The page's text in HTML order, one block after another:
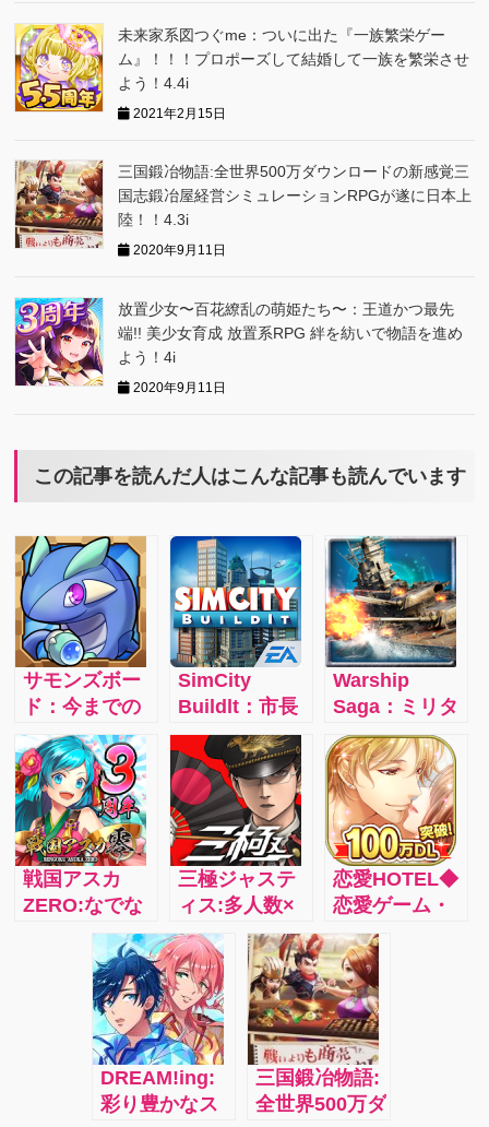
未来家系図つぐme：ついに出た『一族繁栄ゲー
ム』！！！プロポーズして結婚して一族を繁栄させ
よう！4.4i
2021年2月15日
三国鍛冶物語:全世界500万ダウンロードの新感覚三
国志鍛冶屋経営シミュレーションRPGが遂に日本上
陸！！4.3i
2020年9月11日
放置少女〜百花繚乱の萌姫たち〜：王道かつ最先
端!! 美少女育成 放置系RPG 絆を紡いで物語を進め
よう！4i
2020年9月11日
この記事を読んだ人はこんな記事も読んでいます
サモンズボー
ド：今までの
スマホアプリ
とは違う戦略
的要素の入っ
たRPG
SimCity
Buildlt：市長
となり、誰も
が住みたくな
る魅力あふれ
る都市をつく
ろう!!
Warship
Saga：ミリタ
リーマニアも
納得の美麗な
艦船グラフィ
ック。細部を
見逃さず、こ
だわり抜きハ
イクオリティ
に再現された
世界の名鑑た
ち。実在の名
鑑を集め、あ
なただけのオ
リジナルの艦
隊を作りまし
ょう！4.2s
戦国アスカ
ZERO:なでな
でするほど強
くなる！可愛
がり系戦国
三極ジャステ
ィス:多人数×
戦略×爽快アク
ション！キミ
が未来を決め
る『日本争
奪！戦春スト
ラテジー』こ
こに！！5i
恋愛HOTEL◆
恋愛ゲーム・
乙女ゲーム女
性向け:恋愛ゲ
ームならでは
のイケメンた
ちとの大人の
恋。ドキドキ
ストーリーを
基本無料でお
DREAM!ing:
彩り豊かなス
三国鍛冶物語:
全世界500万ダ